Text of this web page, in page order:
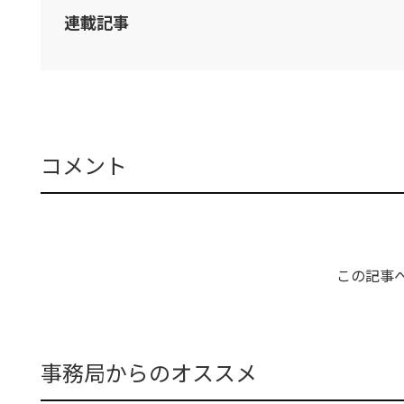
連載記事
コメント
この記事
事務局からのオススメ